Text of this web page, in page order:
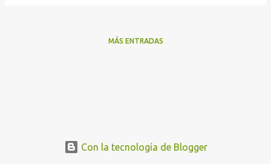
MÁS ENTRADAS
Con la tecnología de Blogger